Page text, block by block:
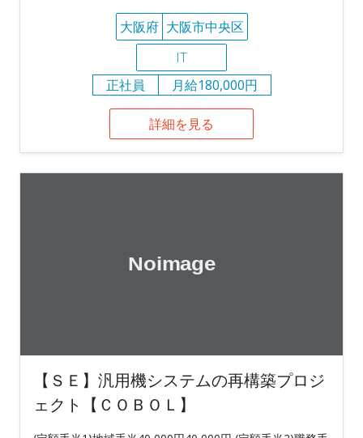
大阪府 大阪市中央区
IT
正社員
月給180,000円
詳細を見る
【ＳＥ】汎用機システムの再構築プロジ
ェクト【ＣＯＢＯＬ】